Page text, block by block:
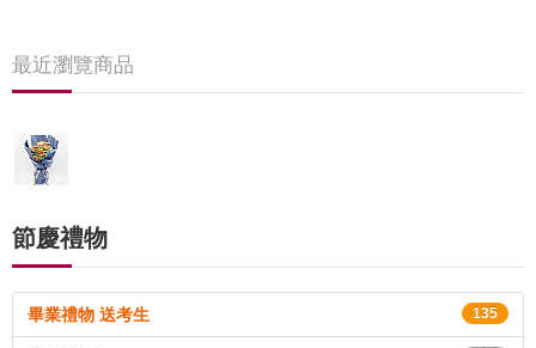
最近瀏覽商品
節慶禮物
畢業禮物 送考生 135